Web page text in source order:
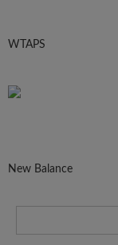
WTAPS
New Balance